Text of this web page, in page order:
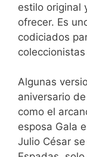
estilo original
ofrecer. Es
codiciados
Algunas
aniversario
como el
esposa Gala
Julio César